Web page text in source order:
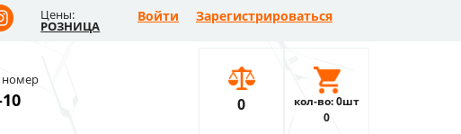
Цены:
РОЗНИЦА
Войти Зарегистрироваться
0
кол-во: 0шт
0